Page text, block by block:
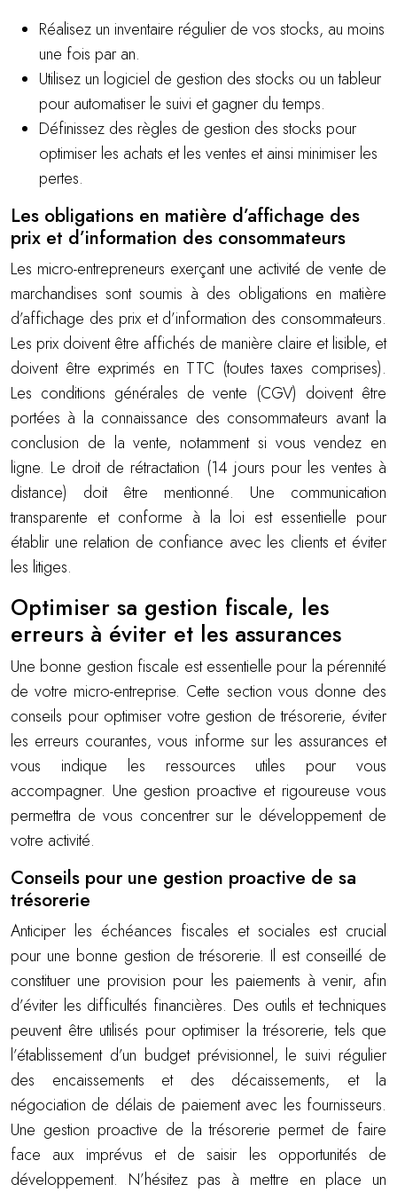
Réalisez un inventaire régulier de vos stocks, au moins
une fois par an.
Utilisez un logiciel de gestion des stocks ou un tableur
pour automatiser le suivi et gagner du temps.
Définissez des règles de gestion des stocks pour
optimiser les achats et les ventes et ainsi minimiser les
pertes.
Les obligations en matière d’affichage des
prix et d’information des consommateurs
Les micro-entrepreneurs exerçant une activité de vente de
marchandises sont soumis à des obligations en matière
d’affichage des prix et d’information des consommateurs.
Les prix doivent être affichés de manière claire et lisible, et
doivent être exprimés en TTC (toutes taxes comprises).
Les conditions générales de vente (CGV) doivent être
portées à la connaissance des consommateurs avant la
conclusion de la vente, notamment si vous vendez en
ligne. Le droit de rétractation (14 jours pour les ventes à
distance) doit être mentionné. Une communication
transparente et conforme à la loi est essentielle pour
établir une relation de confiance avec les clients et éviter
les litiges.
Optimiser sa gestion fiscale, les
erreurs à éviter et les assurances
Une bonne gestion fiscale est essentielle pour la pérennité
de votre micro-entreprise. Cette section vous donne des
conseils pour optimiser votre gestion de trésorerie, éviter
les erreurs courantes, vous informe sur les assurances et
vous indique les ressources utiles pour vous
accompagner. Une gestion proactive et rigoureuse vous
permettra de vous concentrer sur le développement de
votre activité.
Conseils pour une gestion proactive de sa
trésorerie
Anticiper les échéances fiscales et sociales est crucial
pour une bonne gestion de trésorerie. Il est conseillé de
constituer une provision pour les paiements à venir, afin
d’éviter les difficultés financières. Des outils et techniques
peuvent être utilisés pour optimiser la trésorerie, tels que
l’établissement d’un budget prévisionnel, le suivi régulier
des encaissements et des décaissements, et la
négociation de délais de paiement avec les fournisseurs.
Une gestion proactive de la trésorerie permet de faire
face aux imprévus et de saisir les opportunités de
développement. N’hésitez pas à mettre en place un